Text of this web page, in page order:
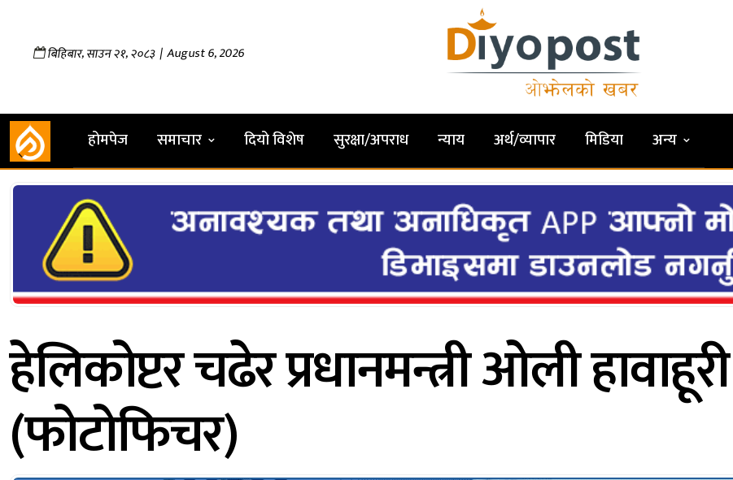
बिहिबार,साउन२१,२०८३| August 6, 2026
होमपेज समाचार दियो विशेष सुरक्षा/अपराध न्याय अर्थ/व्यापार मिडिया अन्य
हेलिकोप्टर चढेर प्रधानमन्त्री ओली हावाहूरी
(फोटोफिचर)